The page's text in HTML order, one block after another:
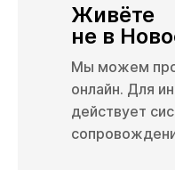
Живёте
не в
Мы можем
онлайн. Для
действует